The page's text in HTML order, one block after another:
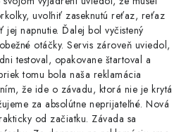
uvoľniť zaseknutú reťaz, reťaz
jej napnutie. Ďalej bol vyčistený
otáčky. Servis zároveň uviedol,
testoval, opakovane štartoval a
tomu bola naša reklamácia
že ide o závadu, ktorá nie je krytá
za absolútne neprijateľné. Nová
od začiatku. Závada sa